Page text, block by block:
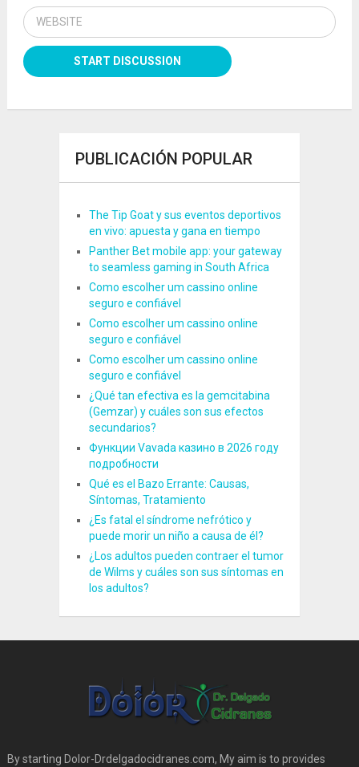
PUBLICACIÓN POPULAR
The Tip Goat y sus eventos deportivos
en vivo: apuesta y gana en tiempo
Panther Bet mobile app: your gateway
to seamless gaming in South Africa
Como escolher um cassino online
seguro e confiável
Como escolher um cassino online
seguro e confiável
Como escolher um cassino online
seguro e confiável
¿Qué tan efectiva es la gemcitabina
(Gemzar) y cuáles son sus efectos
secundarios?
Функции Vavada казино в 2026 году
подробности
Qué es el Bazo Errante: Causas,
Síntomas, Tratamiento
¿Es fatal el síndrome nefrótico y
puede morir un niño a causa de él?
¿Los adultos pueden contraer el tumor
de Wilms y cuáles son sus síntomas en
los adultos?
By starting Dolor-Drdelgadocidranes.com, My aim is to provides